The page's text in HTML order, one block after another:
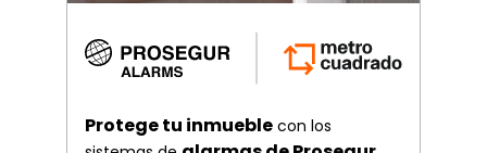
Protege tu inmueble con los